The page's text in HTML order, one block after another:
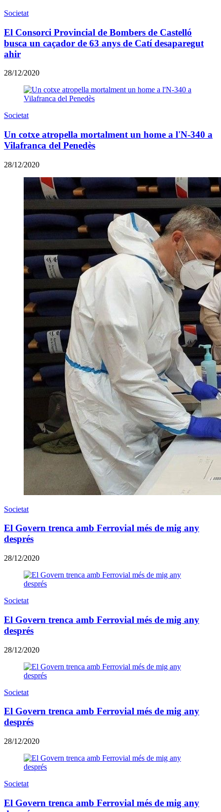
Societat
El Consorci Provincial de Bombers de Castelló
busca un caçador de 63 anys de Catí desaparegut
ahir
28/12/2020
Societat
Un cotxe atropella mortalment un home a l'N-340 a
Vilafranca del Penedès
28/12/2020
Societat
El Govern trenca amb Ferrovial més de mig any
després
28/12/2020
Societat
El Govern trenca amb Ferrovial més de mig any
després
28/12/2020
Societat
El Govern trenca amb Ferrovial més de mig any
després
28/12/2020
Societat
El Govern trenca amb Ferrovial més de mig any